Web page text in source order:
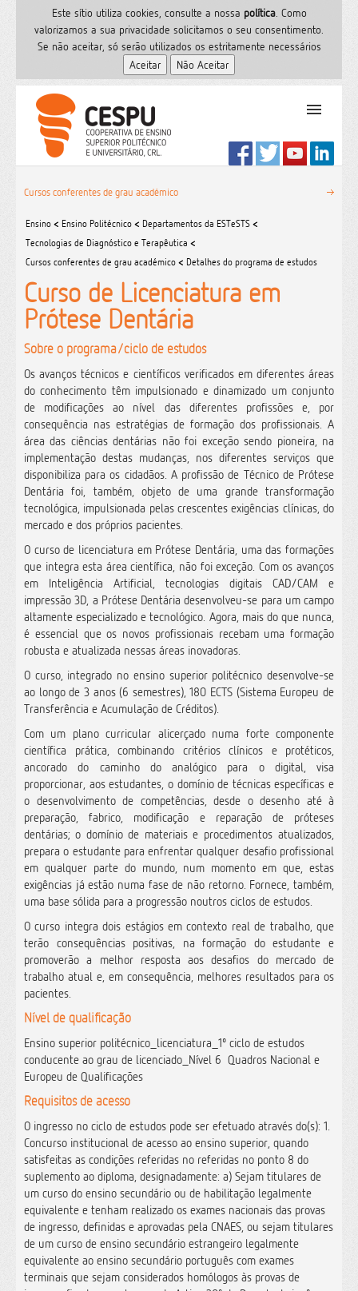
Este sítio utiliza cookies, consulte a nossa polí­tica. Como
valorizamos a sua privacidade solicitamos o seu consentimento.
Se não aceitar, só serão utilizados os estritamente necessários
PT
Formação
Serviços de Saúde
Sites do grupo
Utilizador
Contactos
Cursos conferentes de grau académico
Ensino < Ensino Politécnico < Departamentos da ESTeSTS <
Tecnologias de Diagnóstico e Terapêutica <
Cursos conferentes de grau académico < Detalhes do programa de estudos
Curso de Licenciatura em
Prótese Dentária
Sobre o programa/ciclo de estudos
Os avanços técnicos e científicos verificados em diferentes áreas
do conhecimento têm impulsionado e dinamizado um conjunto
de modificações ao nível das diferentes profissões e, por
consequência nas estratégias de formação dos profissionais. A
área das ciências dentárias não foi exceção sendo pioneira, na
implementação destas mudanças, nos diferentes serviços que
disponibiliza para os cidadãos. A profissão de Técnico de Prótese
Dentária foi, também, objeto de uma grande transformação
tecnológica, impulsionada pelas crescentes exigências clínicas, do
mercado e dos próprios pacientes.
O curso de licenciatura em Prótese Dentária, uma das formações
que integra esta área científica, não foi exceção. Com os avanços
em Inteligência Artificial, tecnologias digitais CAD/CAM e
impressão 3D, a Prótese Dentária desenvolveu-se para um campo
altamente especializado e tecnológico. Agora, mais do que nunca,
é essencial que os novos profissionais recebam uma formação
robusta e atualizada nessas áreas inovadoras.
O curso, integrado no ensino superior politécnico desenvolve-se
ao longo de 3 anos (6 semestres), 180 ECTS (Sistema Europeu de
Transferência e Acumulação de Créditos).
Com um plano curricular alicerçado numa forte componente
científica prática, combinando critérios clínicos e protéticos,
ancorado do caminho do analógico para o digital, visa
proporcionar, aos estudantes, o domínio de técnicas específicas e
o desenvolvimento de competências, desde o desenho até à
preparação, fabrico, modificação e reparação de próteses
dentárias; o domínio de materiais e procedimentos atualizados,
prepara o estudante para enfrentar qualquer desafio profissional
em qualquer parte do mundo, num momento em que, estas
exigências já estão numa fase de não retorno. Fornece, também,
uma base sólida para a progressão noutros ciclos de estudos.
O curso integra dois estágios em contexto real de trabalho, que
terão consequências positivas, na formação do estudante e
promoverão a melhor resposta aos desafios do mercado de
trabalho atual e, em consequência, melhores resultados para os
pacientes.
Nível de qualificação
Ensino superior politécnico_licenciatura_1º ciclo de estudos
conducente ao grau de licenciado_Nível 6  Quadros Nacional e
Europeu de Qualificações
Requisitos de acesso
O ingresso no ciclo de estudos pode ser efetuado através do(s): 1.
Concurso institucional de acesso ao ensino superior, quando
satisfeitas as condições referidas no referidas no ponto 8 do
suplemento ao diploma, designadamente: a) Sejam titulares de
um curso do ensino secundário ou de habilitação legalmente
equivalente e tenham realizado os exames nacionais das provas
de ingresso, definidas e aprovadas pela CNAES, ou sejam titulares
de um curso de ensino secundário estrangeiro legalmente
equivalente ao ensino secundário português com exames
terminais que sejam considerados homólogos às provas de